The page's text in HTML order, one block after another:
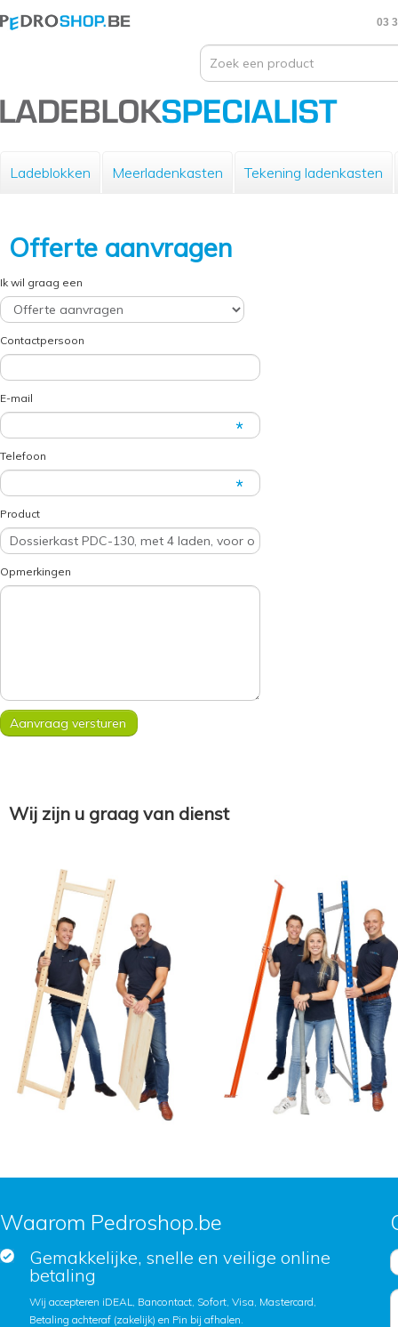
03
Ladeblokken Meerladenkasten Tekening ladenkasten
Offerte aanvragen
Ik wil graag een
Contactpersoon
E-mail
Telefoon
Product
Opmerkingen
Wij zijn u graag van dienst
Waarom Pedroshop.be
Gemakkelijke, snelle en veilige online
betaling
Wij accepteren iDEAL, Bancontact, Sofort, Visa, Mastercard,
Betaling achteraf (zakelijk) en Pin bij afhalen.